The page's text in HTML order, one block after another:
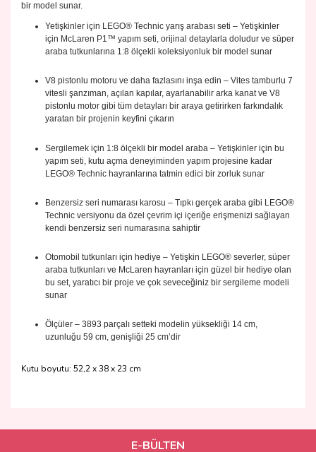
bir model sunar.
Yetişkinler için LEGO® Technic yarış arabası seti – Yetişkinler
için McLaren P1™ yapım seti, orijinal detaylarla doludur ve süper
araba tutkunlarına 1:8 ölçekli koleksiyonluk bir model sunar
V8 pistonlu motoru ve daha fazlasını inşa edin – Vites tamburlu 7
vitesli şanzıman, açılan kapılar, ayarlanabilir arka kanat ve V8
pistonlu motor gibi tüm detayları bir araya getirirken farkındalık
yaratan bir projenin keyfini çıkarın
Sergilemek için 1:8 ölçekli bir model araba – Yetişkinler için bu
yapım seti, kutu açma deneyiminden yapım projesine kadar
LEGO® Technic hayranlarına tatmin edici bir zorluk sunar
Benzersiz seri numarası karosu – Tıpkı gerçek araba gibi LEGO®
Technic versiyonu da özel çevrim içi içeriğe erişmenizi sağlayan
kendi benzersiz seri numarasına sahiptir
Otomobil tutkunları için hediye – Yetişkin LEGO® severler, süper
araba tutkunları ve McLaren hayranları için güzel bir hediye olan
bu set, yaratıcı bir proje ve çok seveceğiniz bir sergileme modeli
sunar
Ölçüler – 3893 parçalı setteki modelin yüksekliği 14 cm,
uzunluğu 59 cm, genişliği 25 cm’dir
Kutu boyutu: 52,2 x 38 x 23 cm
kullanarak tarafımıza iletebilirsiniz.
Görüş ve önerileriniz için teşekkür ederiz.
E-BÜLTEN